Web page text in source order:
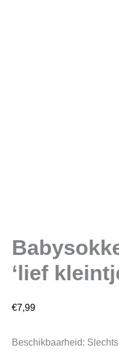
‘lief
€7,99
Beschikbaarheid: